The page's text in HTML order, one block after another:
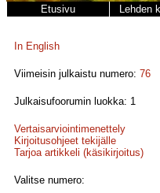
Etusivu Lehden
In English
Viimeisin julkaistu numero: 76
Julkaisufoorumin luokka: 1
Vertaisarviointimenettely
Kirjoitusohjeet tekijälle
Tarjoa artikkeli (käsikirjoitus)
Valitse numero: